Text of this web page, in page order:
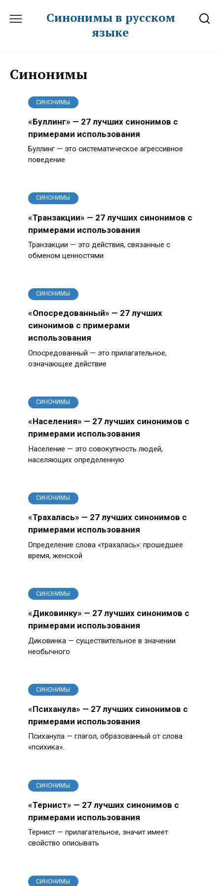
Синонимы в русском
языке
Синонимы
СИНОНИМЫ
«Буллинг» — 27 лучших синонимов с
примерами использования
Буллинг — это систематическое агрессивное
поведение
СИНОНИМЫ
«Транзакции» — 27 лучших синонимов с
примерами использования
Транзакции — это действия, связанные с
обменом ценностями
СИНОНИМЫ
«Опосредованный» — 27 лучших
синонимов с примерами
использования
Опосредованный — это прилагательное,
означающее действие
СИНОНИМЫ
«Населения» — 27 лучших синонимов с
примерами использования
Население — это совокупность людей,
населяющих определенную
СИНОНИМЫ
«Трахалась» — 27 лучших синонимов с
примерами использования
Определение слова «трахалась»: прошедшее
время, женской
СИНОНИМЫ
«Диковинку» — 27 лучших синонимов с
примерами использования
Диковинка — существительное в значении
необычного
СИНОНИМЫ
«Психанула» — 27 лучших синонимов с
примерами использования
Психанула — глагол, образованный от слова
«психика».
СИНОНИМЫ
«Тернист» — 27 лучших синонимов с
примерами использования
Тернист — прилагательное, значит имеет
свойство описывать
СИНОНИМЫ